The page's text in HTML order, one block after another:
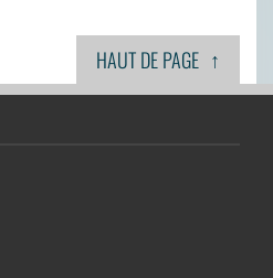
HAUT DE PAGE ↑